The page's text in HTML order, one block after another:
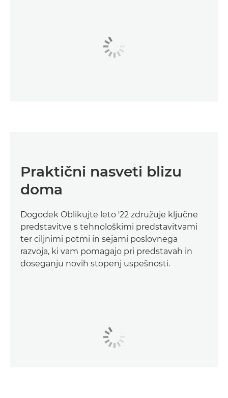
Praktični nasveti blizu
doma
Dogodek Oblikujte leto '22 združuje ključne
predstavitve s tehnološkimi predstavitvami
ter ciljnimi potmi in sejami poslovnega
razvoja, ki vam pomagajo pri predstavah in
doseganju novih stopenj uspešnosti.